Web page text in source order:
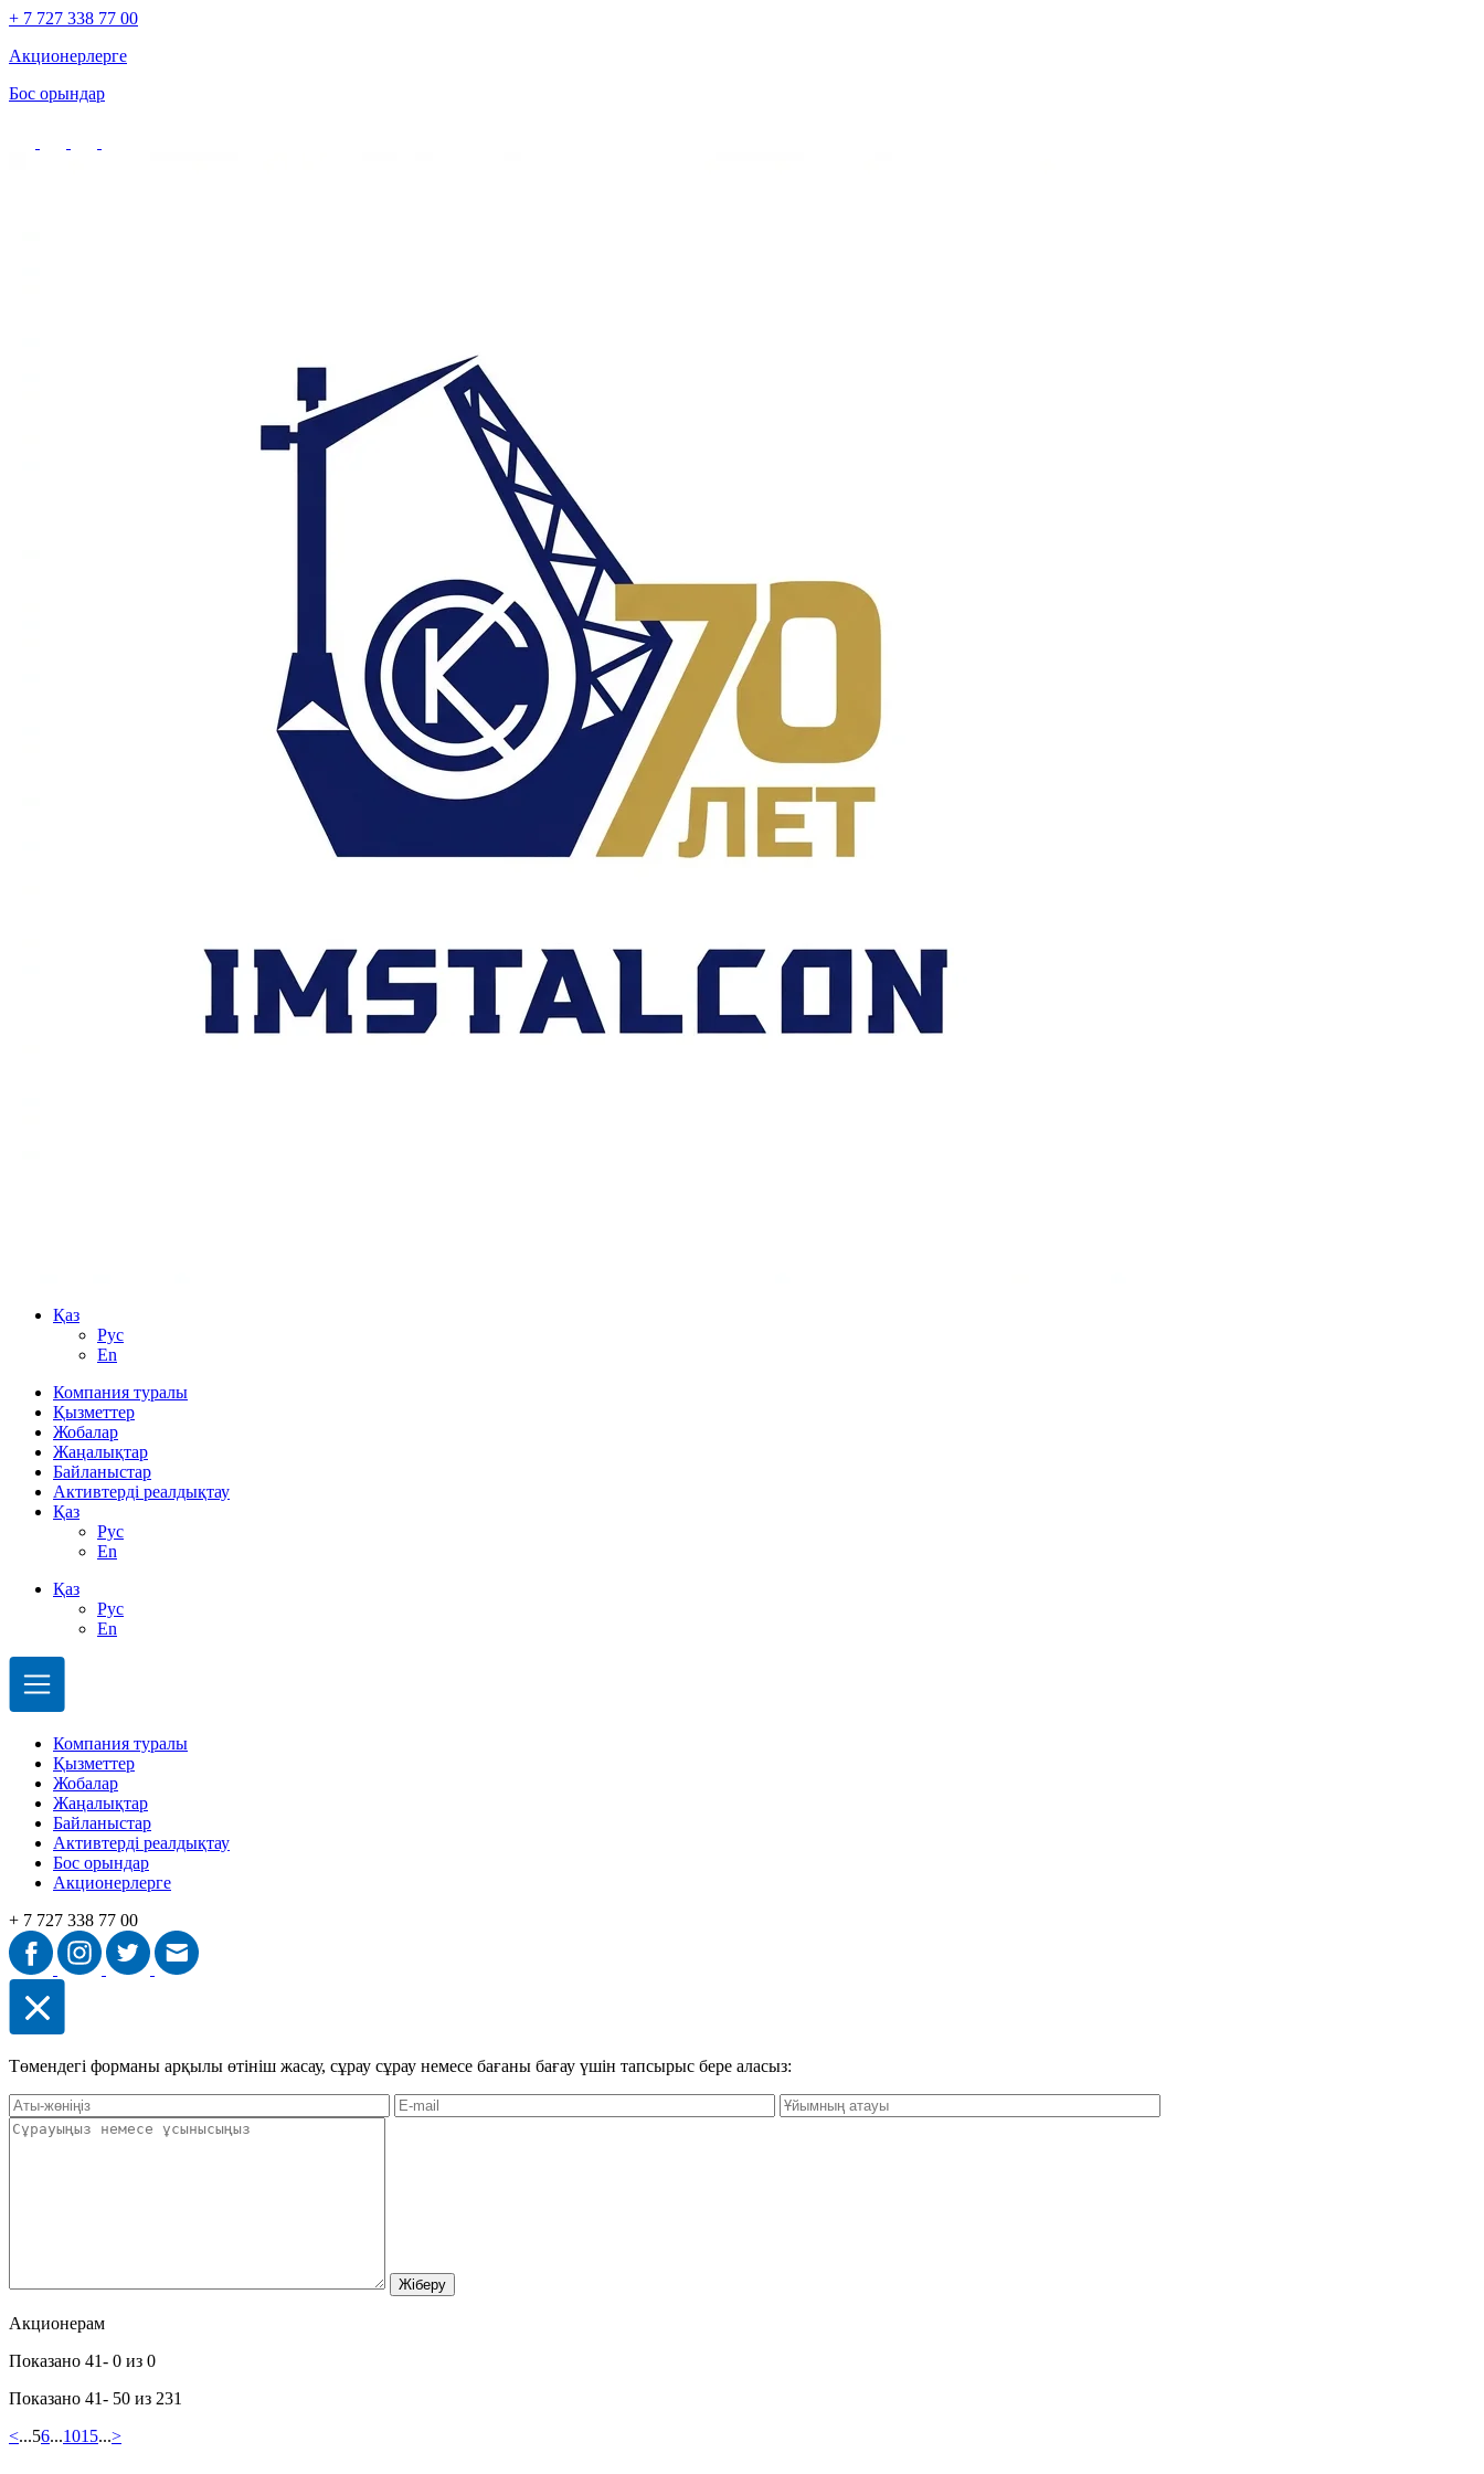
+ 7 727 338 77 00
Акционерлерге
Бос орындар
Қаз
Рус
En
Компания туралы
Қызметтер
Жобалар
Жаңалықтар
Байланыстар
Активтерді реалдықтау
Қаз
Рус
En
Қаз
Рус
En
Компания туралы
Қызметтер
Жобалар
Жаңалықтар
Байланыстар
Активтерді реалдықтау
Бос орындар
Акционерлерге
+ 7 727 338 77 00
Төмендегі форманы арқылы өтініш жасау, сұрау сұрау немесе бағаны бағау үшін тапсырыс бере аласыз:
Акционерам
Показано 41- 0 из 0
Показано 41- 50 из 231
<...56...1015...>